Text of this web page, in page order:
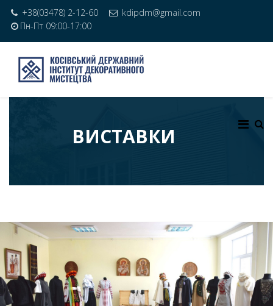
+38(03478) 2-12-60
kdipdm@gmail.com
Пн-Пт 09:00-17:00
ВИСТАВКИ